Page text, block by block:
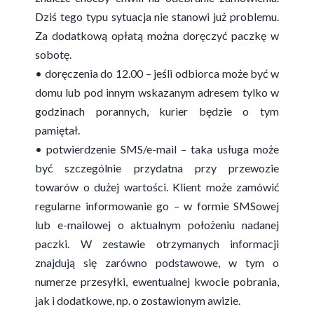
Dziś tego typu sytuacja nie stanowi już problemu.
Za dodatkową opłatą można doręczyć paczkę w
sobotę.
• doręczenia do 12.00 – jeśli odbiorca może być w
domu lub pod innym wskazanym adresem tylko w
godzinach porannych, kurier będzie o tym
pamiętał.
• potwierdzenie SMS/e-mail – taka usługa może
być szczególnie przydatna przy przewozie
towarów o dużej wartości. Klient może zamówić
regularne informowanie go – w formie SMSowej
lub e-mailowej o aktualnym położeniu nadanej
paczki. W zestawie otrzymanych informacji
znajdują się zarówno podstawowe, w tym o
numerze przesyłki, ewentualnej kwocie pobrania,
jak i dodatkowe, np. o zostawionymawizie.